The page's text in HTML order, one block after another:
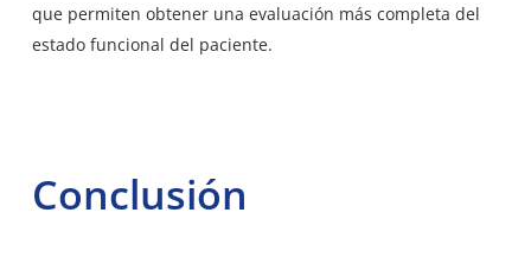
que permiten obtener una evaluación más completa del
estado funcional del paciente.
Conclusión